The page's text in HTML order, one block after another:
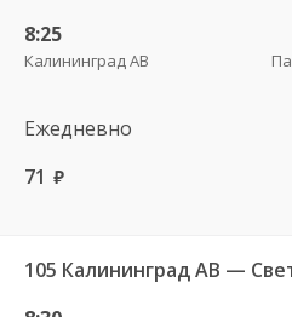
8:25
Калининград АВ
Ежедневно
71 руб.
105 Калининград АВ —